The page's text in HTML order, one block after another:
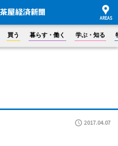
買う 暮らす・働く 学ぶ・知る
2017.04.07